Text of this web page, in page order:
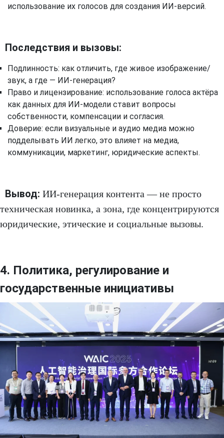
использование их голосов для создания ИИ-версий.
Последствия и вызовы:
Подлинность: как отличить, где живое изображение/
звук, а где — ИИ-генерация?
Право и лицензирование: использование голоса актёра
как данных для ИИ-модели ставит вопросы
собственности, компенсации и согласия.
Доверие: если визуальные и аудио медиа можно
подделывать ИИ легко, это влияет на медиа,
коммуникации, маркетинг, юридические аспекты.
Вывод: ИИ-генерация контента — не просто
техническая новинка, а зона, где концентрируются
юридические, этические и социальные вызовы.
4. Политика, регулирование и
государственные инициативы